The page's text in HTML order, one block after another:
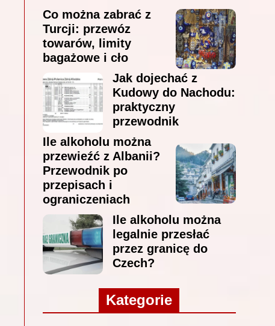
Co można zabrać z
Turcji: przewóz
towarów, limity
bagażowe i cło
Jak dojechać z
Kudowy do Nachodu:
praktyczny
przewodnik
Ile alkoholu można
przewieźć z Albanii?
Przewodnik po
przepisach i
ograniczeniach
Ile alkoholu można
legalnie przesłać
przez granicę do
Czech?
Kategorie